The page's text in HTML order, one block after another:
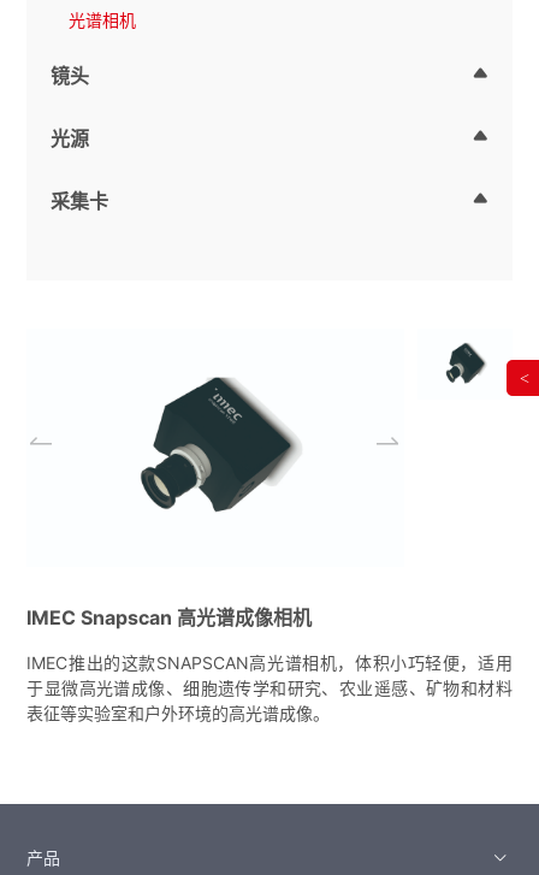
光谱相机
镜头
光源
采集卡
IMEC Snapscan 高光谱成像相机
IMEC推出的这款SNAPSCAN高光谱相机，体积小巧轻便，适用
于显微高光谱成像、细胞遗传学和研究、农业遥感、矿物和材料
表征等实验室和户外环境的高光谱成像。
产品
<